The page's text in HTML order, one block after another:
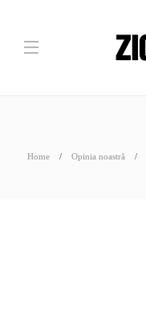
Home Opinia noastră